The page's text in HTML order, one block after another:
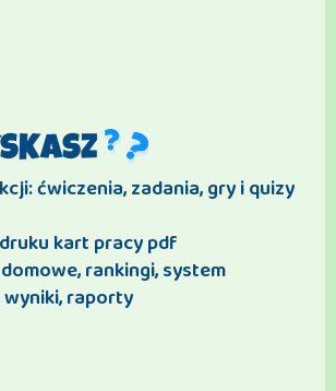
ćwiczenia, zadania, gry i quizy
kart pracy pdf
rankingi, system
raporty